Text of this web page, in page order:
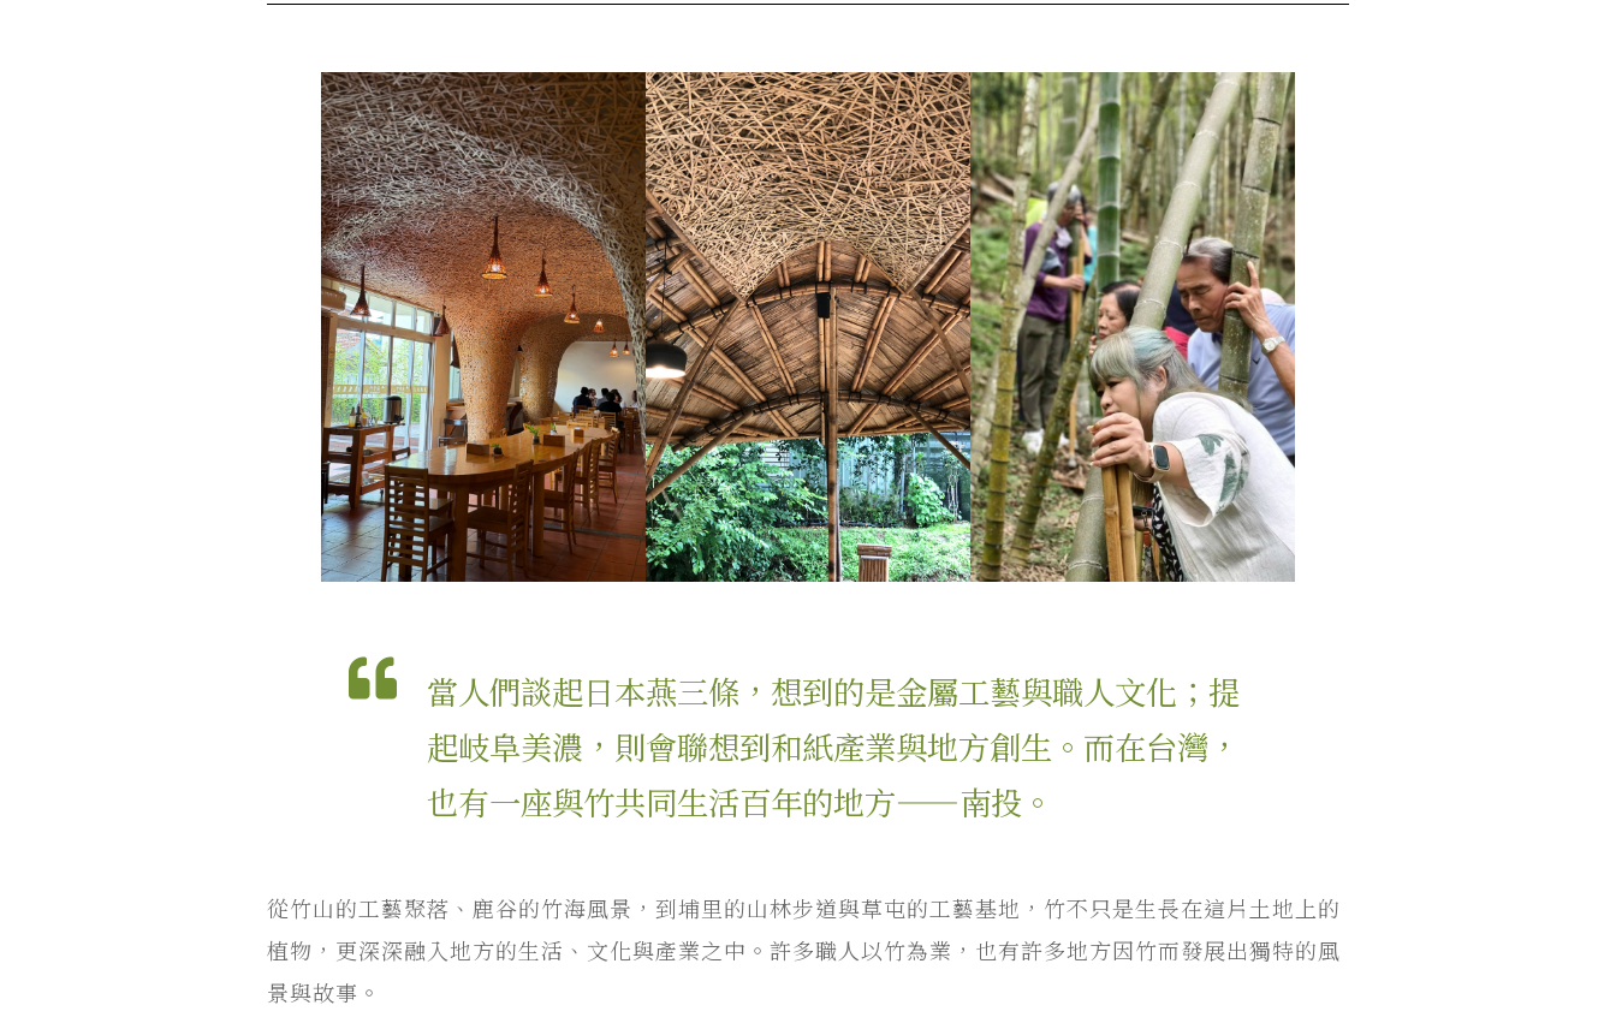
當人們談起日本燕三條，想到的是金屬工藝與職人文化；提
起岐阜美濃，則會聯想到和紙產業與地方創生。而在台灣，
也有一座與竹共同生活百年的地方——南投。
從竹山的工藝聚落、鹿谷的竹海風景，到埔里的山林步道與草屯的工藝基地，竹不只是生長在這片土地上的
植物，更深深融入地方的生活、文化與產業之中。許多職人以竹為業，也有許多地方因竹而發展出獨特的風
景與故事。